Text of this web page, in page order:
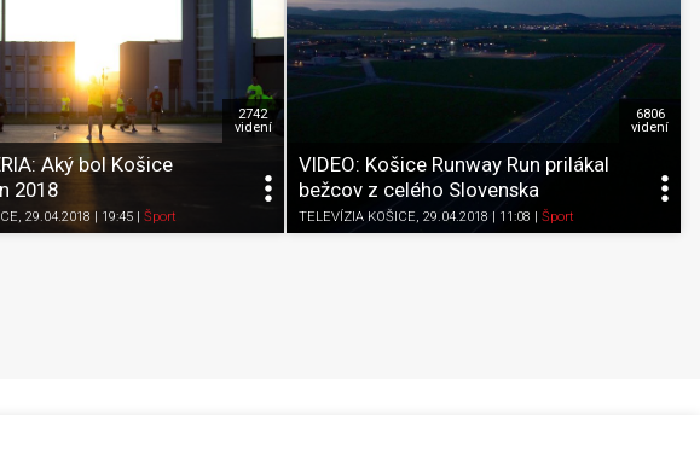
K obľúbeným
Zdieľať
Aký bol Košice
2018
, 29.04.2018 | 19:45 | Šport K obľúbeným
Zdieľať
2742
videní
VIDEO: Košice Runway Run prilákal
bežcov z celého Slovenska
TELEVÍZIA KOŠICE, 29.04.2018 | 11:08 | Šport
6806
videní